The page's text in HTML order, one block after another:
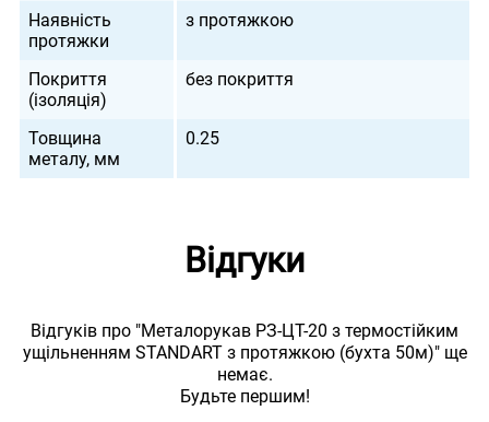
Наявність
протяжки
з протяжкою
Покриття
(ізоляція)
без покриття
Товщина
металу, мм
0.25
Відгуки
Відгуків про "Металорукав РЗ-ЦТ-20 з термостійким
ущільненням STANDART з протяжкою (бухта 50м)" ще
немає.
Будьте першим!